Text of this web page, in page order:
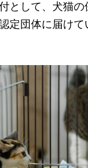
として、犬猫の
定団体に届けて